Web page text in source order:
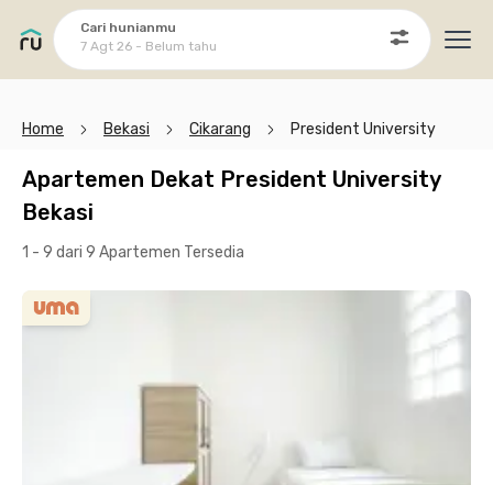
Cari hunianmu
7 Agt 26 - Belum tahu
Home Bekasi Cikarang President University
Apartemen Dekat President University
Bekasi
1 - 9 dari 9 Apartemen Tersedia